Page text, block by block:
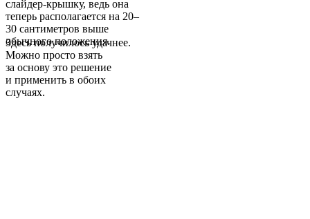
слайдер-крышку, ведь она
теперь располагается на 20–
30 сантиметров выше
обычного положения.
Здесь получилось удачнее.
Можно просто взять
за основу это решение
и применить в обоих
случаях.